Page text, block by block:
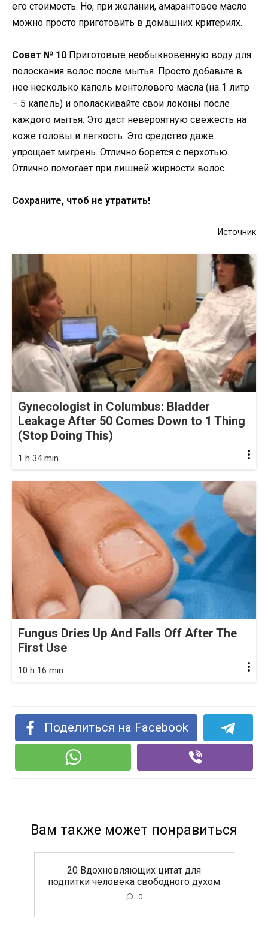
его стоимость. Но, при желании, амарантовое масло
можно просто приготовить в домашних критериях.
Совет № 10 Приготовьте необыкновенную воду для
полоскания волос после мытья. Просто добавьте в
нее несколько капель ментолового масла (на 1 литр
– 5 капель) и ополаскивайте свои локоны после
каждого мытья. Это даст невероятную свежесть на
коже головы и легкость. Это средство даже
упрощает мигрень. Отлично борется с перхотью.
Отлично помогает при лишней жирности волос.
Сохраните, чтоб не утратить!
Источник
Gynecologist in Columbus: Bladder
Leakage After 50 Comes Down to 1 Thing
(Stop Doing This)
1 h 34 min
Fungus Dries Up And Falls Off After The
First Use
10 h 16 min
Поделиться на Facebook
Вам также может понравиться
20 Вдохновляющих цитат для
подпитки человека свободного духом
0